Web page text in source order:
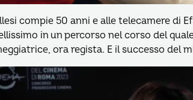
compie 50 anni e alle telecamere di
in un percorso nel corso del
ora regista. E il successo del